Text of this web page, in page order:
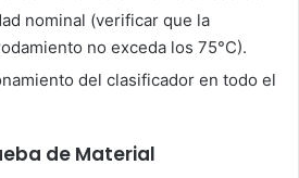
nominal (verificar que la
no exceda los 75°C).
del clasificador en todo el
de Material